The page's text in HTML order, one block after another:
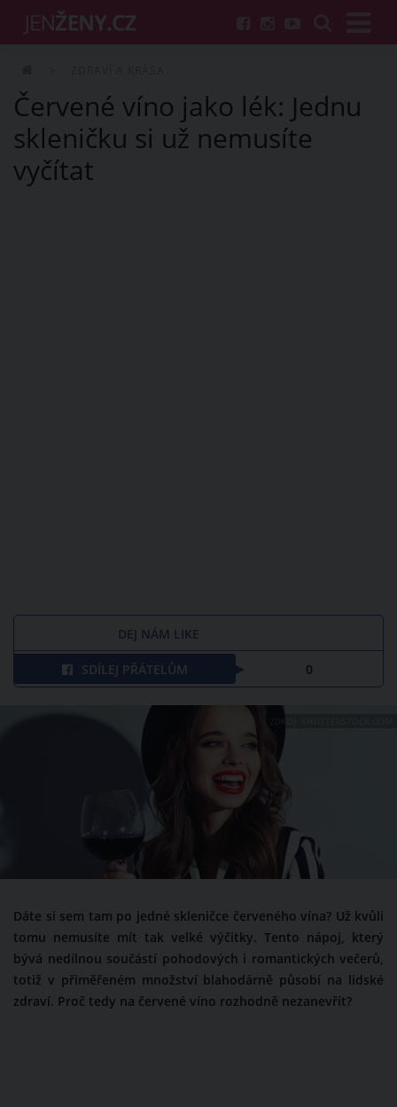
Červené víno jako lék: Jednu
skleničku si už nemusíte
vyčítat
DEJ NÁM LIKE
SDÍLEJ PŘÁTELŮM 0
Dáte si sem tam po jedné skleničce červeného vína? Už kvůli
tomu nemusíte mít tak velké výčitky. Tento nápoj, který
bývá nedílnou součástí pohodových i romantických večerů,
totiž v přiměřeném množství blahodárně působí na lidské
zdraví. Proč tedy na červené víno rozhodně nezanevřít?